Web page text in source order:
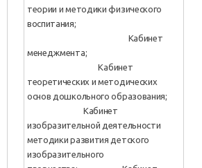
теории и методики физического
воспитания;
Кабинет
менеджмента;
Кабинет
теоретических и методических
основ дошкольного образования;
Кабинет
изобразительной деятельности
методики развития детского
изобразительного